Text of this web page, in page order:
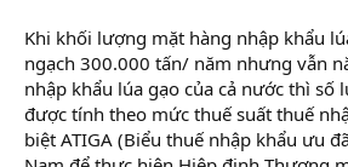
Khi khối lượng mặt hàng nhập khẩu
ngạch 300.000 tấn/ năm nhưng vẫn
nhập khẩu lúa gạo của cả nước thì số
được tính theo mức thuế suất thuế
biệt ATIGA (Biểu thuế nhập khẩu ưu